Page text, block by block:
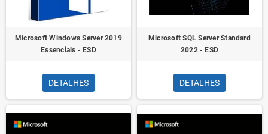
Microsoft Windows Server 2019
Essencials - ESD
DETALHES
Microsoft SQL Server Standard
2022 - ESD
DETALHES